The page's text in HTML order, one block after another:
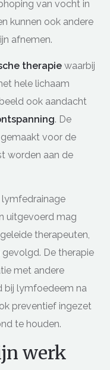
van vocht in
kunnen ook andere
afnemen.
therapie waarbij
hele lichaam
ook aandacht
. De
voor de
worden aan de
lymfedrainage
uitgevoerd mag
therapeuten,
De therapie
met andere
bij lymfoedeem na
preventief ingezet
te houden.
werk